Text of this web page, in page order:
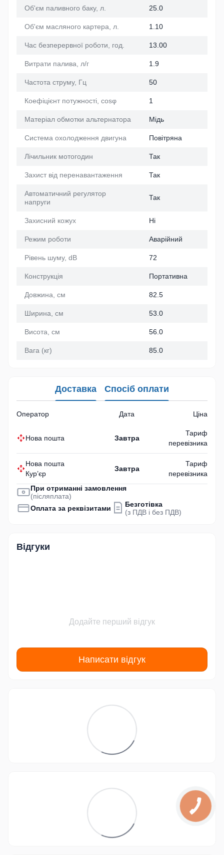
Об'єм паливного баку, л. 25.0
Об'єм масляного картера, л. 1.10
Час безперервної роботи, год. 13.00
Витрати палива, л/г 1.9
Частота струму, Гц 50
Коефіцієнт потужності, cosφ 1
Матеріал обмотки альтернатора Мідь
Система охолодження двигуна Повітряна
Лічильник мотогодин Так
Захист від перенавантаження Так
Автоматичний регулятор
напруги
Так
Захисний кожух Ні
Режим роботи Аварійний
Рівень шуму, dB 72
Конструкція Портативна
Довжина, см 82.5
Ширина, см 53.0
Висота, см 56.0
Вага (кг) 85.0
Доставка Спосіб оплати
Оператор Дата Ціна
Нова пошта Завтра
Тариф
перевізника
Нова пошта
Кур’єр
Завтра
Тариф
перевізника
При отриманні замовлення
(післяплата)
Оплата за реквізитами
Безготівка
(з ПДВ і без ПДВ)
Відгуки
Додайте перший відгук
Написати відгук